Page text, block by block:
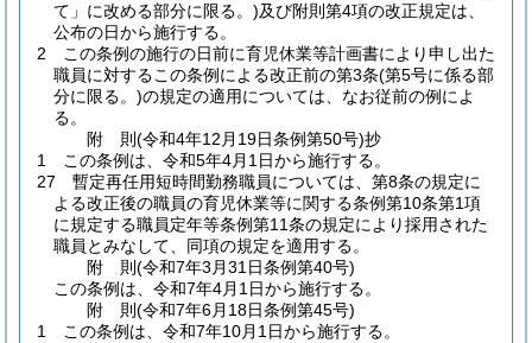
て」に改める部分に限る。)及び附則第4項の改正規定は、
公布の日から施行する。
2
この条例の施行の日前に育児休業等計画書により申し出た
職員に対するこの条例による改正前の第3条(第5号に係る部
分に限る。)の規定の適用については、なお従前の例によ
る。
附 則(令和4年12月19日条例第50号)抄
1
この条例は、令和5年4月1日から施行する。
27
暫定再任用短時間勤務職員については、第8条の規定に
よる改正後の職員の育児休業等に関する条例第10条第1項
に規定する職員定年等条例第11条の規定により採用された
職員とみなして、同項の規定を適用する。
附 則(令和7年3月31日条例第40号)
この条例は、令和7年4月1日から施行する。
附 則(令和7年6月18日条例第45号)
1
この条例は、令和7年10月1日から施行する。